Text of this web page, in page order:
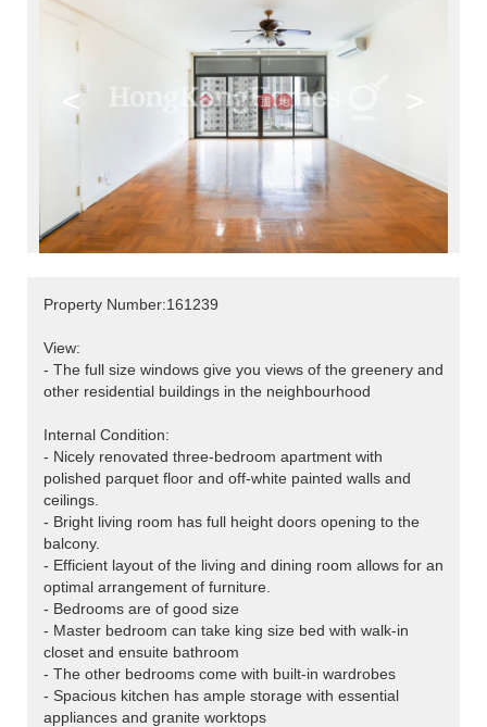
<
Property Number:161239
View:
- The full size windows give you views of the greenery and
other residential buildings in the neighbourhood
Internal Condition:
- Nicely renovated three-bedroom apartment with
polished parquet floor and off-white painted walls and
ceilings.
- Bright living room has full height doors opening to the
balcony.
- Efficient layout of the living and dining room allows for an
optimal arrangement of furniture.
- Bedrooms are of good size
- Master bedroom can take king size bed with walk-in
closet and ensuite bathroom
- The other bedrooms come with built-in wardrobes
- Spacious kitchen has ample storage with essential
appliances and granite worktops